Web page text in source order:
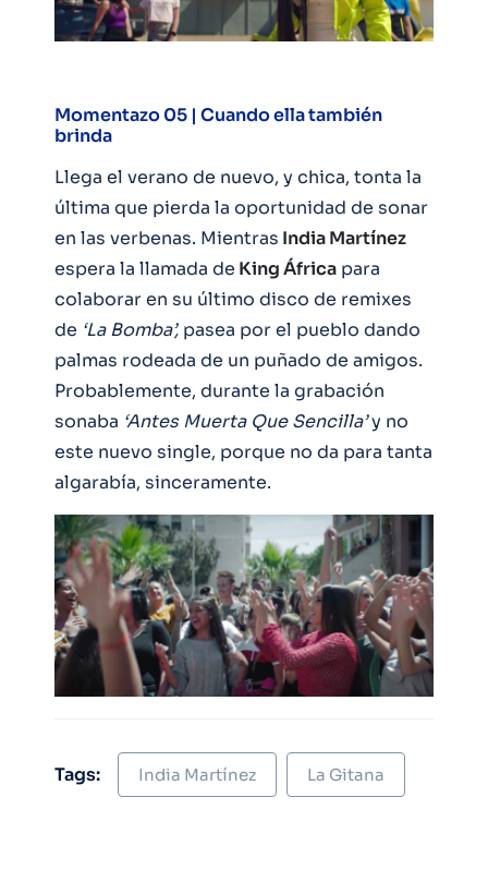
Momentazo 05 | Cuando ella también
brinda
Llega el verano de nuevo, y chica, tonta la
última que pierda la oportunidad de sonar
en las verbenas. Mientras India Martínez
espera la llamada de King África para
colaborar en su último disco de remixes
de ‘La Bomba’, pasea por el pueblo dando
palmas rodeada de un puñado de amigos.
Probablemente, durante la grabación
sonaba ‘Antes Muerta Que Sencilla’y no
este nuevo single, porque no da para tanta
algarabía, sinceramente.
Tags: India Martínez La Gitana